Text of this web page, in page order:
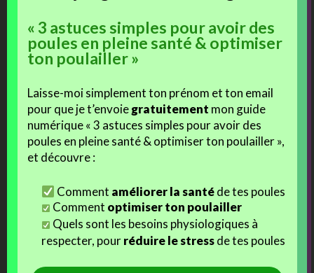
définitivement de la politique d’élevage à conserver.
Emballés par le projet et l’envie d’
protocoles de prélèvements d’une part, et la fiabilité des tests en
laboratoire d’autre part.
En espérant pouvoir égalementfaire rêver plein de
passionnés
=> RDV en fin d’année pour lebilan!
=> Où sur Poule Académie pouren savoir plus!
(ouverture du
« 3 astuces simples pour avoir des
poules en pleine santé & optimiser
ton poulailler »
Laisse-moi simplement ton prénom et ton email
pour que je t’envoiegratuitement mon guide
numérique « 3 astuces simples pour avoir des
poules en pleine santé & optimiser ton poulailler »,
et découvre :
Comment améliorer la santéde tes poules
Comment optimiser ton poulailler
Quels sont les besoins physiologiques à
respecter, pourréduire le stressde tes poules